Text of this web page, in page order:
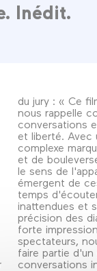
Inédit.
du jury : « Ce
nous rappelle
conversations
et liberté. Avec
complexe
et de
le sens de
émergent de
temps
inattendues et
précision des
forte
spectateurs,
faire partie d'un
conversations